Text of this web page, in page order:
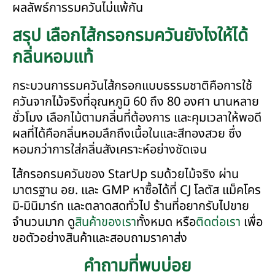
ผลลัพธ์การรมควันไม่แพ้กัน
สรุป เลือกไส้กรอกรมควันยังไงให้ได้
กลิ่นหอมแท้
กระบวนการรมควันไส้กรอกแบบธรรมชาติคือการใช้
ควันจากไม้จริงที่อุณหภูมิ 60 ถึง 80 องศา นานหลาย
ชั่วโมง เลือกไม้ตามกลิ่นที่ต้องการ และคุมเวลาให้พอดี
ผลที่ได้คือกลิ่นหอมลึกถึงเนื้อในและสีทองสวย ซึ่ง
หอมกว่าการใส่กลิ่นสังเคราะห์อย่างชัดเจน
ไส้กรอกรมควันของ StarUp รมด้วยไม้จริง ผ่าน
มาตรฐาน อย. และ GMP หาซื้อได้ที่ CJ โลตัส แม็คโคร
มิ-มินิมาร์ท และตลาดสดทั่วไป ร้านที่อยากรับไปขาย
จำนวนมาก ดูสินค้าของเราทั้งหมด หรือติดต่อเรา เพื่อ
ขอตัวอย่างสินค้าและสอบถามราคาส่ง
คำถามที่พบบ่อย